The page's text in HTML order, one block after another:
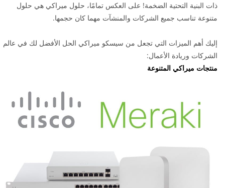
ذات البنية التحتية الضخمة! على العكس تمامًا، حلول ميراكي هي حلول
متنوعة تناسب جميع الشركات والمنشآت مهما كان حجمها.
إليك أهم الميزات التي تجعل من سيسكو ميراكي الحل الأفضل لك في عالم
الشركات وريادة الأعمال:
منتجات ميراكي المتنوعة